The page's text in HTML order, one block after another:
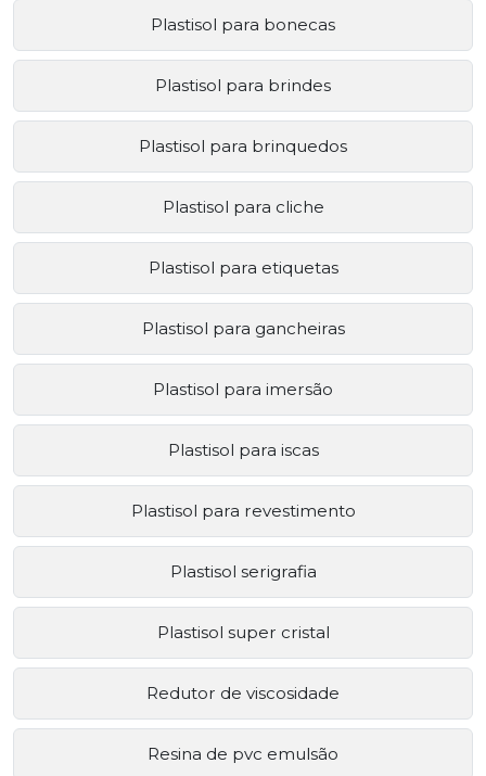
Plastisol para bonecas
Plastisol para brindes
Plastisol para brinquedos
Plastisol para cliche
Plastisol para etiquetas
Plastisol para gancheiras
Plastisol para imersão
Plastisol para iscas
Plastisol para revestimento
Plastisol serigrafia
Plastisol super cristal
Redutor de viscosidade
Resina de pvc emulsão